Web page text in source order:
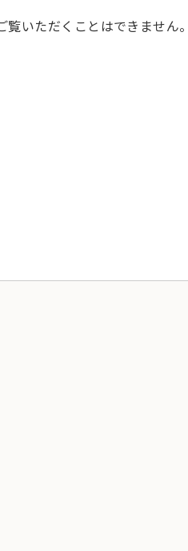
いただくことはできません。